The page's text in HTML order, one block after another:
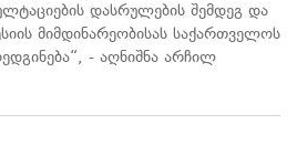
დასრულების შემდეგ და
მიმდინარეობისას საქართველოს
- აღნიშნა არჩილ